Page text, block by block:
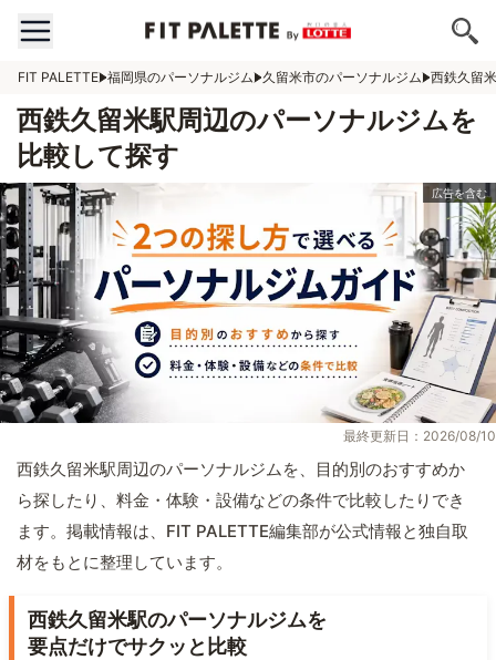
FIT PALETTE 福岡県のパーソナルジム 久留米市のパーソナルジム 西鉄久留
西鉄久留米駅周辺のパーソナルジムを
比較して探す
最終更新日：2026/08/10
西鉄久留米駅周辺のパーソナルジムを、目的別のおすすめか
ら探したり、料金・体験・設備などの条件で比較したりでき
ます。掲載情報は、FIT PALETTE編集部が公式情報と独自取
材をもとに整理しています。
西鉄久留米駅のパーソナルジムを
要点だけでサクッと比較